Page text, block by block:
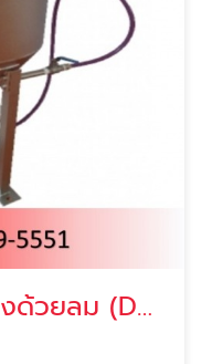
เครื่องลำเลียงวัสดุผงด้วยลม (Dense phase)